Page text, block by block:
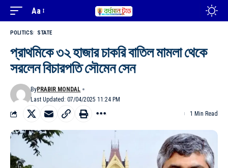
Aa
POLITICS STATE
প্রাথমিকে ৩২ হাজার চাকরি বাতিল মামলা থেকে
সরলেন বিচারপতি সৌমেন সেন
Last Updated: 07/04/2025 11:24 PM
ByPRABIR MONDAL
1 Min Read